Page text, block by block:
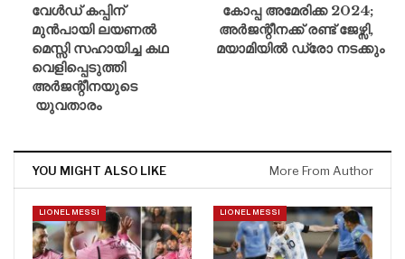
വേൾഡ് കപ്പിന്
മുൻപായി ലയണൽ
മെസ്സി സഹായിച്ച കഥ
വെളിപ്പെടുത്തി
അർജന്റീനയുടെ
യുവതാരം
കോപ്പ അമേരിക്ക 2024;
അർജന്റീനക്ക് രണ്ട് ജേഴ്സി,
മയാമിയിൽ ഡ്രോ നടക്കും
YOU MIGHT ALSO LIKE More From Author
LIONEL MESSI LIONEL MESSI